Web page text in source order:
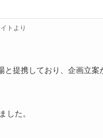
トより
提携しており、企画立案
した。